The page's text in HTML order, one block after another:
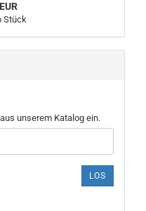
Stück
unserem Katalog ein.
LOS